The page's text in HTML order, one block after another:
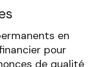
en
pour
de qualité